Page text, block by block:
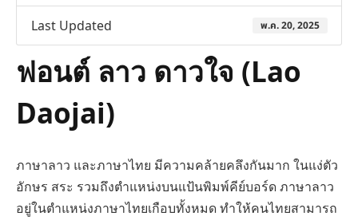
Last Updated พ.ค. 20, 2025
ฟอนต์ ลาว ดาวใจ (Lao
Daojai)
ภาษาลาว และภาษาไทย มีความคล้ายคลึงกันมาก ในแง่ตัว
อักษร สระ รวมถึงตำแหน่งบนแป้นพิมพ์คีย์บอร์ด ภาษาลาว
อยู่ในตำแหน่งภาษาไทยเกือบทั้งหมด ทำให้คนไทยสามารถ